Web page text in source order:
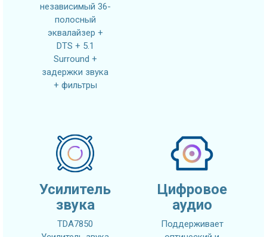
независимый 36-
полосный
эквалайзер +
DTS + 5.1
Surround +
задержки звука
+ фильтры
Усилитель
звука
TDA7850
Цифровое
аудио
Поддерживает